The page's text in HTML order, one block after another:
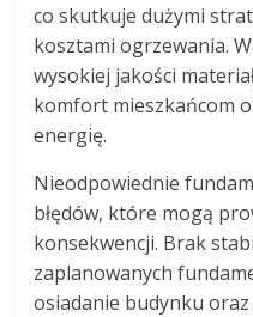
co skutkuje dużymi
kosztami ogrzewania.
wysokiej jakości
komfort mieszkańcom
energię.
Nieodpowiednie
błędów, które mogą
konsekwencji. Brak
zaplanowanych
osiadanie budynku